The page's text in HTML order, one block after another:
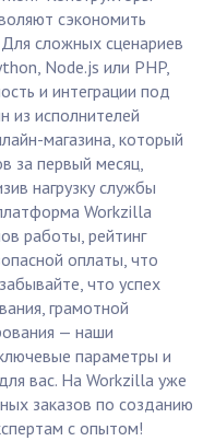
сэкономить
сложных сценариев
Node.js или PHP,
и интеграции под
из исполнителей
магазина, который
за первый месяц,
нагрузку службы
Workzilla
работы, рейтинг
оплаты, что
что успех
грамотной
— наши
параметры и
вас. На Workzilla уже
заказов по созданию
с опытом!